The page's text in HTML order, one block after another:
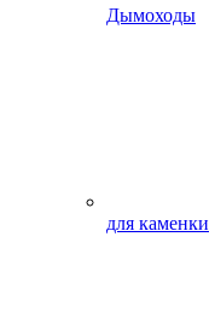
Дымоходы
для каменки